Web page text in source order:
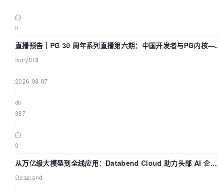
0
直播预告｜PG 30 周年系列直播第六期：中国开发者与PG内核
我们改得动吗？我们贡献了什么？
IvorySQL
2026-08-07
387
0
从万亿级大模型到全线应用：Databend Cloud 助力头部 AI 企业
构建全链路 Trace 数据管道
Databend